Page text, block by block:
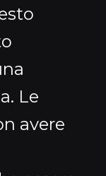
Le
avere